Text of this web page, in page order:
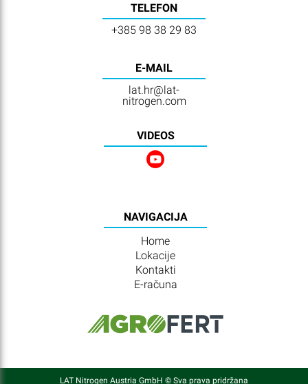
TELEFON
+385 98 38 29 83
E-MAIL
lat.hr@lat-
nitrogen.com
VIDEOS
NAVIGACIJA
Home
Lokacije
Kontakti
E-računa
LAT Nitrogen Austria GmbH © Sva prava pridržana